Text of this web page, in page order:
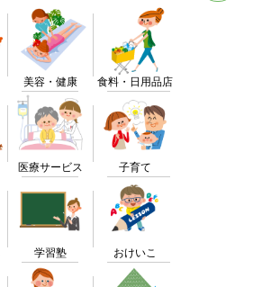
美容・健康 食料・日用品店
医療サービス 子育て
学習塾 おけいこ